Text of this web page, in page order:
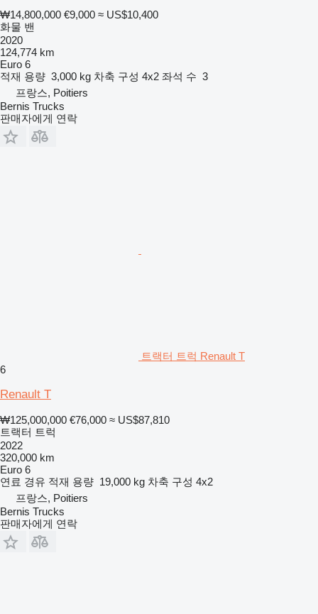
₩14,800,000 €9,000 ≈ US$10,400
화물 밴
2020
124,774 km
Euro 6
적재 용량 3,000 kg 차축 구성 4x2 좌석 수 3
프랑스, Poitiers
Bernis Trucks
판매자에게 연락
트랙터 트럭 Renault T
6
Renault T
₩125,000,000 €76,000 ≈ US$87,810
트랙터 트럭
2022
320,000 km
Euro 6
연료 경유 적재 용량 19,000 kg 차축 구성 4x2
프랑스, Poitiers
Bernis Trucks
판매자에게 연락